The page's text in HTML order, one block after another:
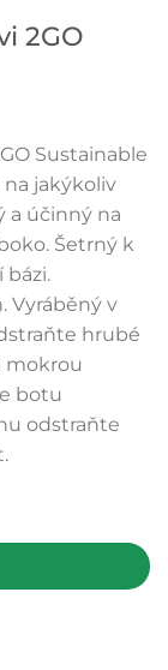
2GO
Sustainable
na jakýkoliv
a účinný na
Šetrný k
bázi.
Vyráběný v
hrubé
mokrou
botu
odstraňte